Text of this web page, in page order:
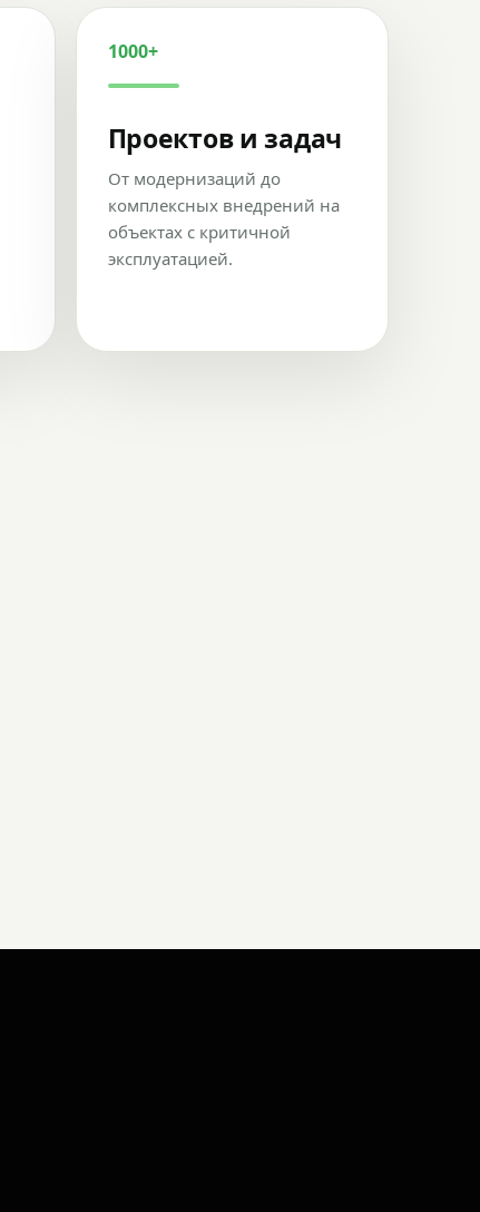
1000+
Проектов и задач
От модернизаций до
комплексных внедрений на
объектах с критичной
эксплуатацией.